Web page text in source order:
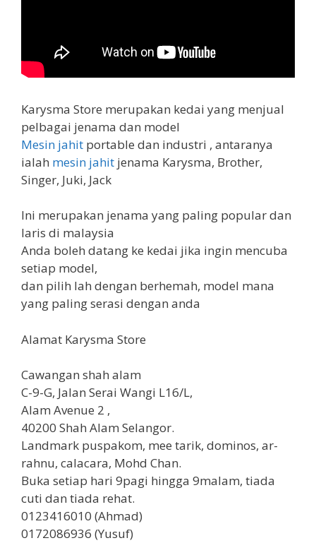
Karysma Store merupakan kedai yang menjual
pelbagai jenama dan model
Mesin jahit portable dan industri , antaranya
ialah mesin jahit jenama Karysma, Brother,
Singer, Juki, Jack
Ini merupakan jenama yang paling popular dan
laris di malaysia
Anda boleh datang ke kedai jika ingin mencuba
setiap model,
dan pilih lah dengan berhemah, model mana
yang paling serasi dengan anda
Alamat Karysma Store
Cawangan shah alam
C-9-G, Jalan Serai Wangi L16/L,
Alam Avenue 2 ,
40200 Shah Alam Selangor.
Landmark puspakom, mee tarik, dominos, ar-
rahnu, calacara, Mohd Chan.
Buka setiap hari 9pagi hingga 9malam, tiada
cuti dan tiada rehat.
0123416010 (Ahmad)
0172086936 (Yusuf)